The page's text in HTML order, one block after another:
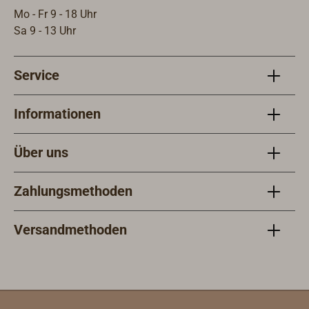
sichergestellt. Der optionale
zweiteilige Release - Beschlag (muss
Größe 1) ermöglicht ein direktes
Backstagdrahtes am Spanner.
Mo - Fr 9 - 18 Uhr
Sa 9 - 13 Uhr
Service
Informationen
Über uns
Zahlungsmethoden
Versandmethoden